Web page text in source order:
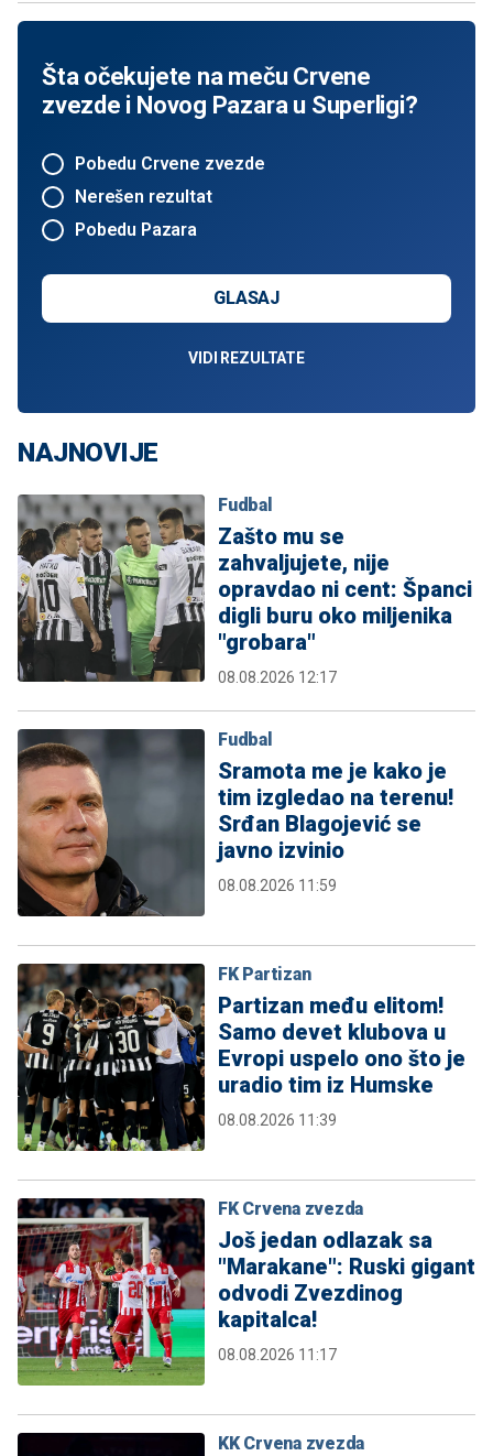
Šta očekujete na meču Crvene
zvezde i Novog Pazara u Superligi?
Pobedu Crvene zvezde
Nerešen rezultat
Pobedu Pazara
GLASAJ
VIDI REZULTATE
NAJNOVIJE
Fudbal
Zašto mu se
zahvaljujete, nije
opravdao ni cent: Španci
digli buru oko miljenika
"grobara"
08.08.2026 12:17
Fudbal
Sramota me je kako je
tim izgledao na terenu!
Srđan Blagojević se
javno izvinio
08.08.2026 11:59
FK Partizan
Partizan među elitom!
Samo devet klubova u
Evropi uspelo ono što je
uradio tim iz Humske
08.08.2026 11:39
FK Crvena zvezda
Još jedan odlazak sa
"Marakane": Ruski gigant
odvodi Zvezdinog
kapitalca!
08.08.2026 11:17
KK Crvena zvezda